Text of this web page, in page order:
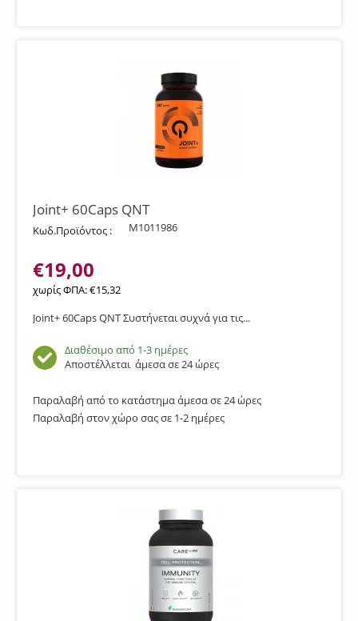
Joint+ 60Caps QNT
Κωδ.Προϊόντος : M1011986
€19,00
χωρίς ΦΠΑ:€15,32
Joint+ 60Caps QNT Συστήνεται συχνά για τις...
Διαθέσιμο από 1-3 ημέρες
Αποστέλλεται άμεσα σε 24 ώρες
Παραλαβή από το κατάστημα άμεσα σε 24 ώρες
Παραλαβή στον χώρο σας σε 1-2 ημέρες